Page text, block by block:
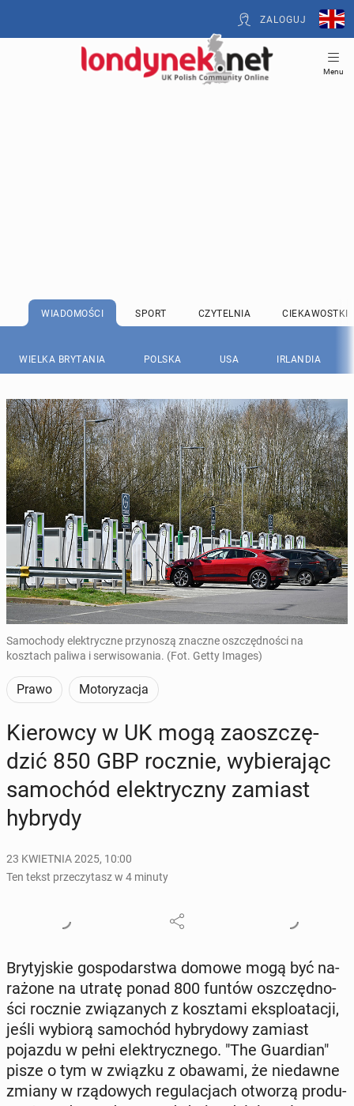
ZALOGUJ
Menu
WIADOMOŚCI SPORT CZYTELNIA CIEKAWOSTKI
WIELKA BRYTANIA POLSKA USA IRLANDIA
Samochody elektryczne przynoszą znaczne oszczędności na
kosztach paliwa i serwisowania. (Fot. Getty Images)
Prawo Motoryzacja
Kie­row­cy w UK mogą za­osz­czę­
dzić 850 GBP rocznie, wy­bie­ra­jąc
sa­mo­chód elek­trycz­ny zamiast
hybrydy
23 KWIETNIA 2025, 10:00
Ten tekst przeczytasz w 4 minuty
Bry­tyj­skie go­spo­dar­stwa domowe mogą być na­
ra­żo­ne na utratę ponad 800 funtów oszczęd­no­
ści rocznie zwią­za­nych z kosz­ta­mi eks­plo­ata­cji,
jeśli wybiorą sa­mo­chód hy­bry­do­wy zamiast
pojazdu w pełni elek­trycz­ne­go. "The Gu­ar­dian"
pisze o tym w związku z obawami, że nie­daw­ne
zmiany w rzą­do­wych re­gu­la­cjach otworzą pro­du­